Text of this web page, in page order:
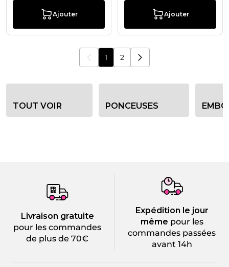
Ajouter Ajouter
Vous lisez actuellement la page
1 Page
2
Options de filtre de catégorie
TOUT VOIR PONCEUSES
Livraison gratuite
pour les commandes
de plus de 70€
Expédition le jour
même pour les
commandes passées
avant 14h